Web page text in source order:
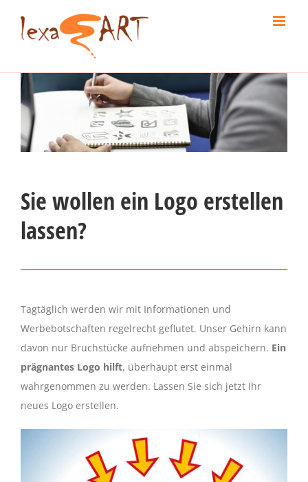
Sie wollen ein Logo erstellen
lassen?
Tagtäglich werden wir mit Informationen und
Werbebotschaften regelrecht geflutet. Unser Gehirn kann
davon nur Bruchstücke aufnehmen und abspeichern. Ein
prägnantes Logo hilft, überhaupt erst einmal
wahrgenommen zu werden. Lassen Sie sich jetzt Ihr
neues Logo erstellen.